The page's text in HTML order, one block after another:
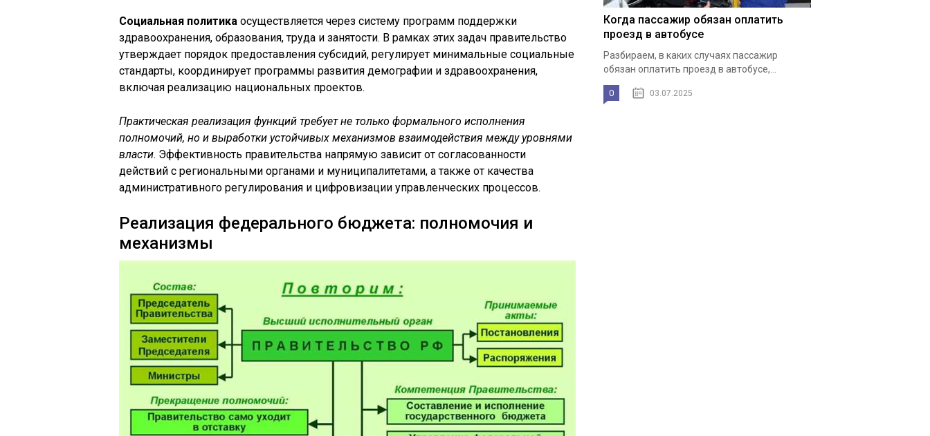
Социальная политика осуществляется через систему программ поддержки
здравоохранения, образования, труда и занятости. В рамках этих задач правительство
утверждает порядок предоставления субсидий, регулирует минимальные социальные
стандарты, координирует программы развития демографии и здравоохранения,
включая реализацию национальных проектов.
Практическая реализация функций требует не только формального исполнения
полномочий, но и выработки устойчивых механизмов взаимодействия между уровнями
власти. Эффективность правительства напрямую зависит от согласованности
действий с региональными органами и муниципалитетами, а также от качества
административного регулирования и цифровизации управленческих процессов.
Реализация федерального бюджета: полномочия и
механизмы
Когда пассажир обязан оплатить
проезд в автобусе
Разбираем, в каких случаях пассажир
обязан оплатить проезд в автобусе,...
0 03.07.2025